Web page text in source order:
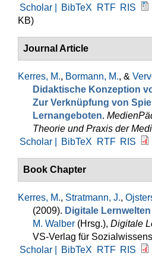
Scholar |
BibTeX RTF RIS
KB)
Journal Article
Kerres, M., Bormann, M., &
Didaktische Konzeption
Zur Verknüpfung von
Lernangeboten.
Theorie und Praxis der
Scholar |
BibTeX RTF RIS
Book Chapter
Kerres, M., Stratmann, J.,
(2009). Digitale
M. Walber (Hrsg.), Digitale
VS-Verlag für
Scholar |
BibTeX RTF RIS